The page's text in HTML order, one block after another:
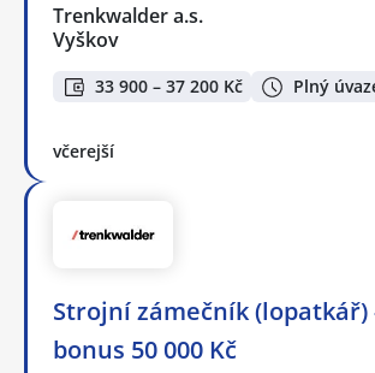
Trenkwalder a.s.
Vyškov
33 900 – 37 200 Kč Plný
včerejší
Strojní zámečník (lopatkář)
bonus 50 000 Kč